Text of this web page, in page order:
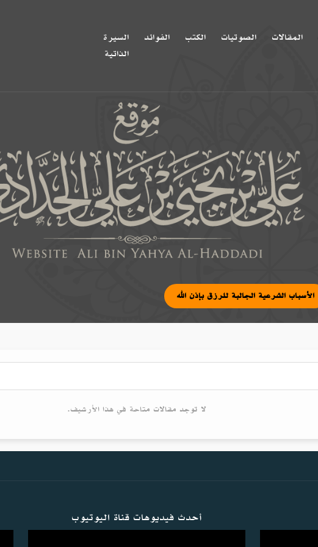
المقالات الصوتيات الكتب الفوائد
السيرة
الذاتية
الأسباب الشرعية الجالبة للرزق بإذن الله
لا توجد مقالات متاحة في هذا الأرشيف.
أحدث فيديوهات قناة اليوتيوب